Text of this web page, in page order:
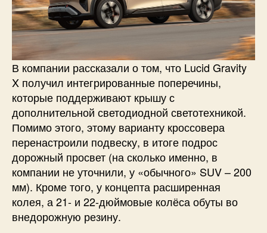
В компании рассказали о том, что Lucid Gravity
X получил интегрированные поперечины,
которые поддерживают крышу с
дополнительной светодиодной светотехникой.
Помимо этого, этому варианту кроссовера
перенастроили подвеску, в итоге подрос
дорожный просвет (на сколько именно, в
компании не уточнили, у «обычного» SUV – 200
мм). Кроме того, у концепта расширенная
колея, а 21- и 22-дюймовые колёса обуты во
внедорожную резину.